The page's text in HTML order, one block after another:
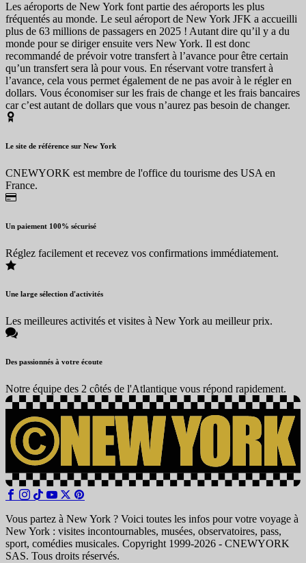
Les aéroports de New York font partie des aéroports les plus
fréquentés au monde. Le seul aéroport de New York JFK a accueilli
plus de 63 millions de passagers en 2025 ! Autant dire qu’il y a du
monde pour se diriger ensuite vers New York. Il est donc
recommandé de prévoir votre transfert à l’avance pour être certain
qu’un transfert sera là pour vous. En réservant votre transfert à
l’avance, cela vous permet également de ne pas avoir à le régler en
dollars. Vous économiser sur les frais de change et les frais bancaires
car c’est autant de dollars que vous n’aurez pas besoin de changer.
Le site de référence sur New York
CNEWYORK est membre de l'office du tourisme des USA en
France.
Un paiement 100% sécurisé
Réglez facilement et recevez vos confirmations immédiatement.
Une large sélection d'activités
Les meilleures activités et visites à New York au meilleur prix.
Des passionnés à votre écoute
Notre équipe des 2 côtés de l'Atlantique vous répond rapidement.
Vous partez à New York ? Voici toutes les infos pour votre voyage à
New York : visites incontournables, musées, observatoires, pass,
sport, comédies musicales. Copyright 1999-2026 - CNEWYORK
SAS. Tous droits réservés.